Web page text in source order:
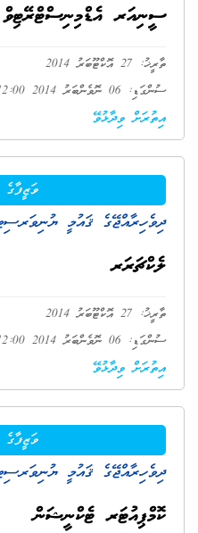
ސީނިއަރ
ތާރީޚު: 27 އޮކްޓޫބަރު 2014
ސުންގަޑި: 06 ނޮވެންބަރު 2014 12:00
އިތުރަށް ވިދާޅުވޭ
ދިވެހިރާއްޖޭގެ ޤައުމީ
ލެކްޗަރަރ
ތާރީޚު: 27 އޮކްޓޫބަރު 2014
ސުންގަޑި: 06 ނޮވެންބަރު 2014 12:00
އިތުރަށް ވިދާޅުވޭ
ދިވެހިރާއްޖޭގެ ޤައުމީ
ކޮމްޕިއުޓަރ ޓެކްނީޝަން